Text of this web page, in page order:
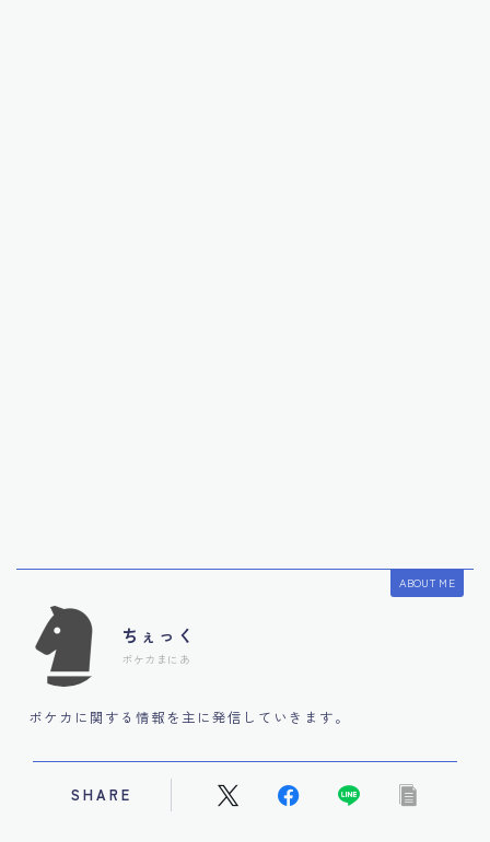
ABOUT ME
ちぇっく
ポケカまにあ
ポケカに関する情報を主に発信していきます。
SHARE